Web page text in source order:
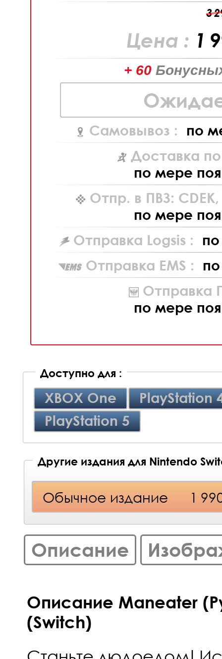
3
Цена : 1
+ 60
Самовывоз : по
Доставка
по мере
Отпр. в ПВЗ: CDEK,
по мере
Отправка Logsis :
Отправка EMS :
Отправка
по мере
Доступно для :
XBOX One
PlayStation
PlayStation 5
Другие издания для Nintendo
Обычное издание 1
Описание
Описание Maneater
(Switch)